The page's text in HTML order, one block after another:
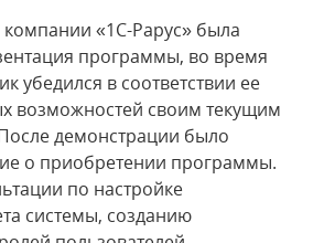
«1С-Рарус» была
программы, во время
убедился в соответствии ее
возможностей своим текущим
демонстрации было
о приобретении программы.
по настройке
системы, созданию